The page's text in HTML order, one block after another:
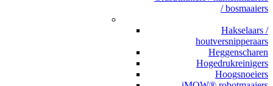
/ bosmaaiers
Hakselaars /
houtversnipperaars
Heggenscharen
Hogedrukreinigers
Hoogsnoeiers